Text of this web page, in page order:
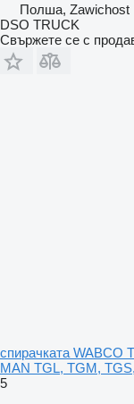
Полша, Zawichost
DSO TRUCK
Свържете се с
спирачката WABCO
MAN TGL, TGM,
5